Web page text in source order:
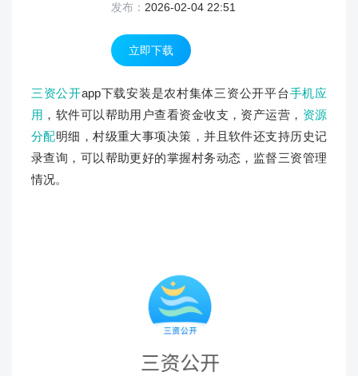
发布： 2026-02-04 22:51
立即下载
三资公开app下载安装是农村集体三资公开平台手机应
用 ，软件可以帮助用户查看资金收支，资产运营， 资源
分配明细，村级重大事项决策，并且软件还支持历史记
录查询，可以帮助更好的掌握村务动态，监督三资管理
情况。